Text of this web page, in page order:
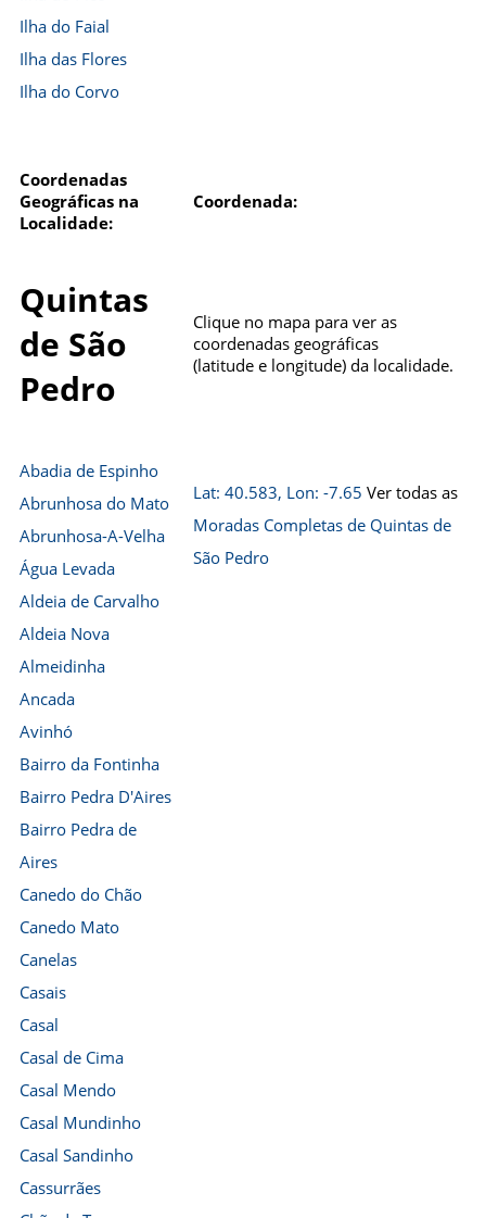
Ilha do Faial
Ilha das Flores
Ilha do Corvo
Coordenadas
Geográficas na
Localidade:
Coordenada:
Quintas
de São
Pedro
Clique no mapa para ver as
coordenadas geográficas
(latitude e longitude) da localidade.
Abadia de Espinho
Abrunhosa do Mato
Abrunhosa-A-Velha
Água Levada
Aldeia de Carvalho
Aldeia Nova
Almeidinha
Ancada
Avinhó
Bairro da Fontinha
Bairro Pedra D'Aires
Bairro Pedra de
Aires
Canedo do Chão
Canedo Mato
Canelas
Casais
Casal
Casal de Cima
Casal Mendo
Casal Mundinho
Casal Sandinho
Cassurrães
Lat: 40.583, Lon: -7.65 Ver todas as
Moradas Completas de Quintas de
São Pedro